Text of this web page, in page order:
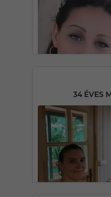
34 ÉVES